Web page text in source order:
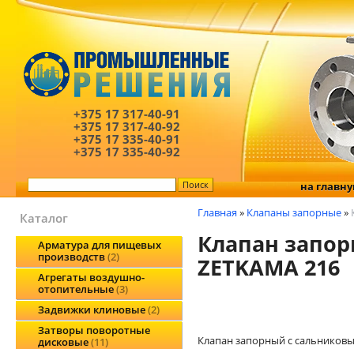
+375 17 317-40-91
+375 17 317-40-92
+375 17 335-40-91
+375 17 335-40-92
на
Каталог
Арматура для пищевых
производств 2
Агрегаты воздушно-
отопительные 3
Задвижки клиновые 2
Затворы поворотные
дисковые 11
Главная » Клапаны запорные»
Клапан
ZETKAMA 216
Клапан запорный с